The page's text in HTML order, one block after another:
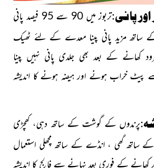
اور پانی:
تربوز میں 90 سے 95 فیصد پانی
ساتھ مزید پانی پینا معدے کے لئے ٹھیک
کھانے کے بعد بھی جلدی پانی نہیں پینا
پیٹ خراب ہونے اور ہیضہ ہونے کا اندیشہ
پرندوں کے گوشت کے ساتھ دہی، کھچڑی
ساتھ گھی ، انڈے کے ساتھ مچھلی استعمال
کھانے کے فوری بعد نہانے سے فالج کا اندیشہ